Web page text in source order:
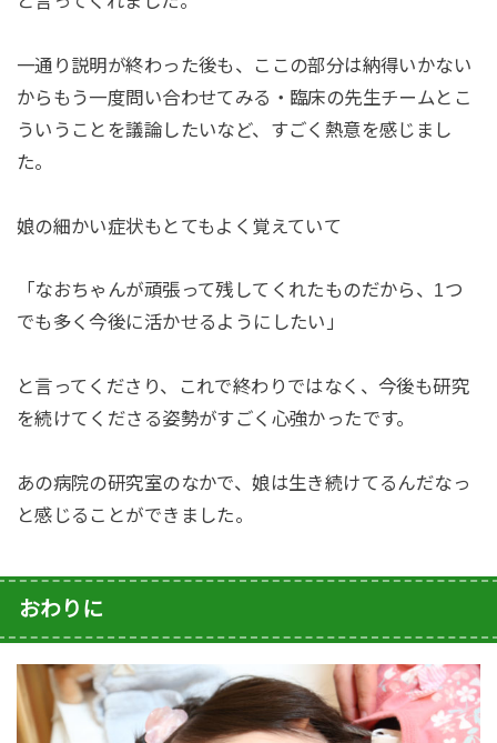
一通り説明が終わった後も、ここの部分は納得いかない
からもう一度問い合わせてみる・臨床の先生チームとこ
ういうことを議論したいなど、すごく熱意を感じまし
た。
娘の細かい症状もとてもよく覚えていて
「なおちゃんが頑張って残してくれたものだから、1つ
でも多く今後に活かせるようにしたい」
と言ってくださり、これで終わりではなく、今後も研究
を続けてくださる姿勢がすごく心強かったです。
あの病院の研究室のなかで、娘は生き続けてるんだなっ
と感じることができました。
おわりに